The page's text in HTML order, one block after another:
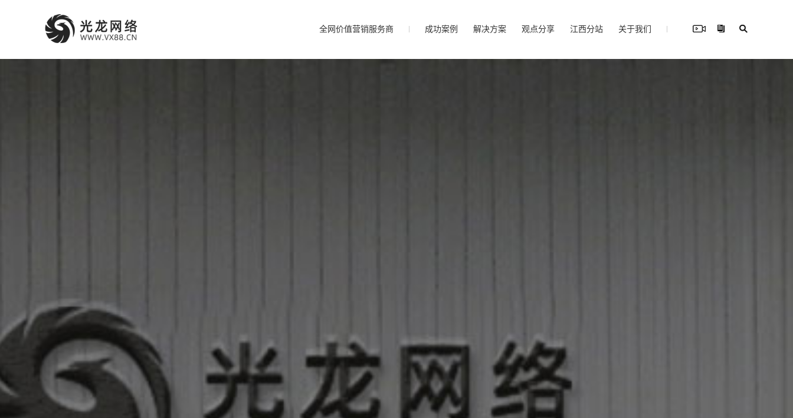
全网价值营销服务商 成功案例 解决方案 观点分享 江西分站 关于我们